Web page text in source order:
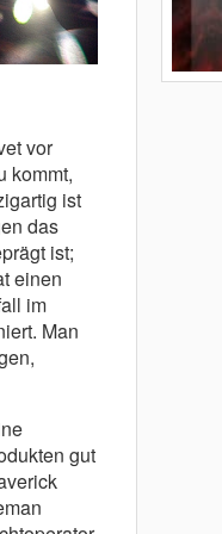
vor
kommt,
ist
das
ist;
einen
im
Man
gut